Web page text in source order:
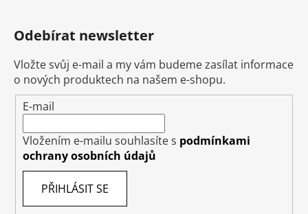
Odebírat newsletter
Vložte svůj e-mail a my vám budeme zasílat informace
o nových produktech na našem e-shopu.
E-mail
Vložením e-mailu souhlasíte s podmínkami
ochrany osobních údajů
PŘIHLÁSIT SE